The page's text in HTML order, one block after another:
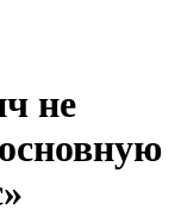
не